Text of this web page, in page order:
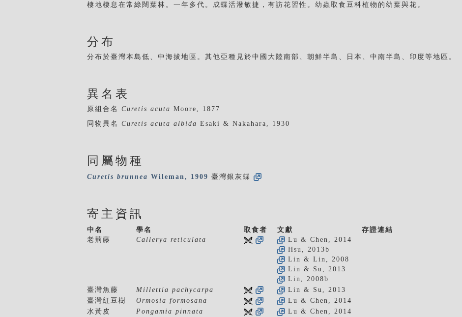
棲地棲息在常綠闊葉林。一年多代。成蝶活潑敏捷，有訪花習性。幼蟲取食豆科植物的幼葉與花。
分布
分布於臺灣本島低、中海拔地區。其他亞種見於中國大陸南部、朝鮮半島、日本、中南半島、印度等地區。
異名表
原組合名 Curetis acuta Moore, 1877
同物異名 Curetis acuta albida Esaki & Nakahara, 1930
同屬物種
Curetis brunnea Wileman, 1909 臺灣銀灰蝶
寄主資訊
中名 學名 取食者 文獻 存證連結
老荊藤 Callerya reticulata
Lu & Chen, 2014
Hsu, 2013b
Lin & Lin, 2008
Lin & Su, 2013
Lin, 2008b
臺灣魚藤
Millettia pachycarpa
Lin & Su, 2013
臺灣紅豆樹
Ormosia formosana
Lu & Chen, 2014
水黃皮
Pongamia pinnata Lu & Chen, 2014